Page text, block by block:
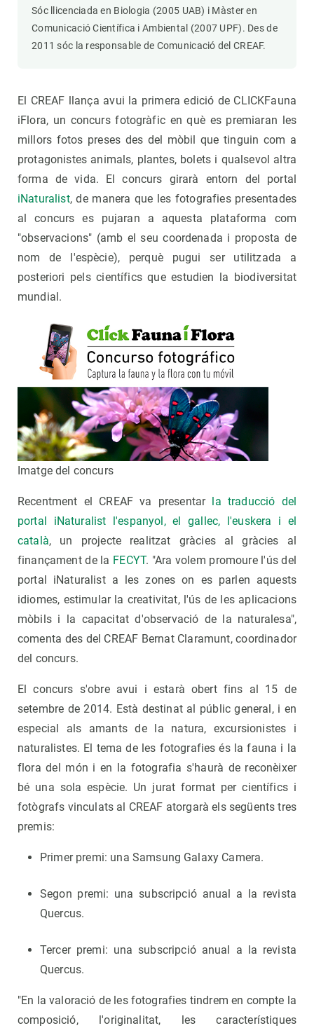
Sóc llicenciada en Biologia (2005 UAB) i Màster en
Comunicació Científica i Ambiental (2007 UPF). Des de
2011 sóc la responsable de Comunicació del CREAF.
El CREAF llança avui la primera edició de CLICKFauna
iFlora, un concurs fotogràfic en què es premiaran les
millors fotos preses des del mòbil que tinguin com a
protagonistes animals, plantes, bolets i qualsevol altra
forma de vida. El concurs girarà entorn del portal
iNaturalist, de manera que les fotografies presentades
al concurs es pujaran a aquesta plataforma com
"observacions" (amb el seu coordenada i proposta de
nom de l'espècie), perquè pugui ser utilitzada a
posteriori pels científics que estudien la biodiversitat
mundial.
Imatge del concurs
Recentment el CREAF va presentar la traducció del
portal iNaturalist l'espanyol, el gallec, l'euskera i el
català, un projecte realitzat gràcies al gràcies al
finançament de la FECYT. "Ara volem promoure l'ús del
portal iNaturalist a les zones on es parlen aquests
idiomes, estimular la creativitat, l'ús de les aplicacions
mòbils i la capacitat d'observació de la naturalesa",
comenta des del CREAF Bernat Claramunt, coordinador
del concurs.
El concurs s'obre avui i estarà obert fins al 15 de
setembre de 2014. Està destinat al públic general, i en
especial als amants de la natura, excursionistes i
naturalistes. El tema de les fotografies és la fauna i la
flora del món i en la fotografia s'haurà de reconèixer
bé una sola espècie. Un jurat format per científics i
fotògrafs vinculats al CREAF atorgarà els següents tres
premis:
Primer premi: una Samsung Galaxy Camera.
Segon premi: una subscripció anual a la revista
Quercus.
Tercer premi: una subscripció anual a la revista
Quercus.
"En la valoració de les fotografies tindrem en compte la
composició, l'originalitat, les característiques